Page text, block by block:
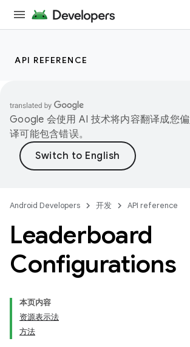
API REFERENCE
Google 会使用 AI 技术将内容翻译成您
译可能包含错误。
Android Developers 开发 API reference
Leaderboard
Configurations
本页内容
资源表示法
方法